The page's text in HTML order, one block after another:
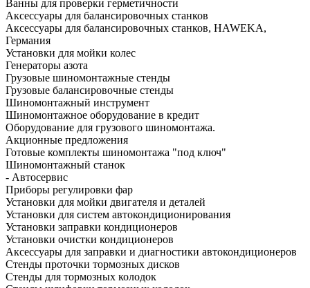
Ванны для проверки герметичности
Аксессуары для балансировочных станков
Аксессуары для балансировочных станков, HAWEKA,
Германия
Установки для мойки колес
Генераторы азота
Грузовые шиномонтажные стенды
Грузовые балансировочные стенды
Шиномонтажный инструмент
Шиномонтажное оборудование в кредит
Оборудование для грузового шиномонтажа.
Акционные предложения
Готовые комплекты шиномонтажа "под ключ"
Шиномонтажный станок
- Автосервис
Приборы регулировки фар
Установки для мойки двигателя и деталей
Установки для систем автокондиционирования
Установки заправки кондиционеров
Установки очистки кондиционеров
Аксессуары для заправки и диагностики автокондиционеров
Стенды проточки тормозных дисков
Стенды для тормозных колодок